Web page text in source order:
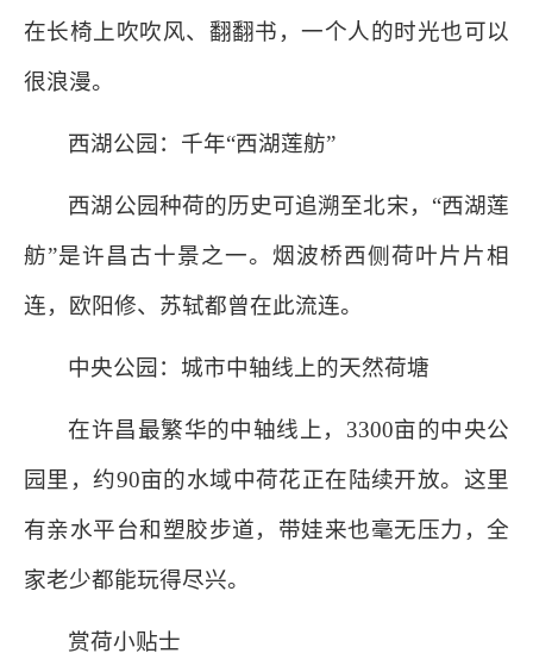
在长椅上吹吹风、翻翻书，一个人的时光也可以
很浪漫。
西湖公园：千年“西湖莲舫”
西湖公园种荷的历史可追溯至北宋，“西湖莲
舫”是许昌古十景之一。烟波桥西侧荷叶片片相
连，欧阳修、苏轼都曾在此流连。
中央公园：城市中轴线上的天然荷塘
在许昌最繁华的中轴线上，3300亩的中央公
园里，约90亩的水域中荷花正在陆续开放。这里
有亲水平台和塑胶步道，带娃来也毫无压力，全
家老少都能玩得尽兴。
赏荷小贴士